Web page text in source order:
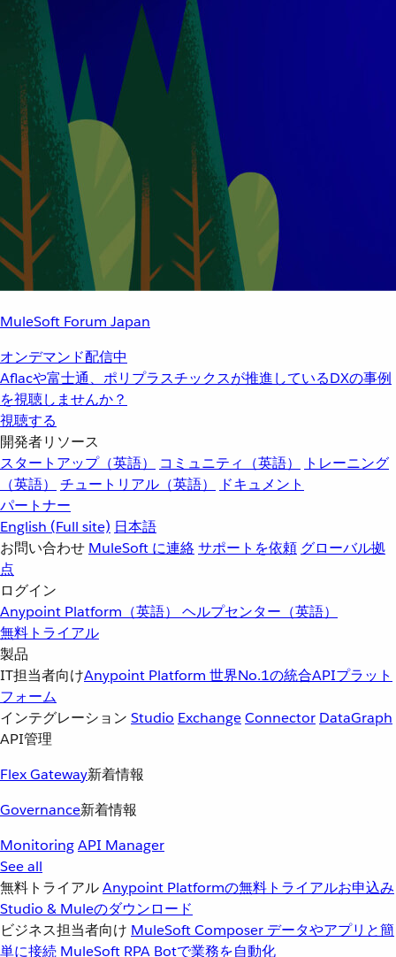
MuleSoft Forum Japan
オンデマンド配信中
Aflacや富士通、ポリプラスチックスが推進しているDXの事例
を視聴しませんか？
視聴する
開発者リソース
スタートアップ（英語）
コミュニティ（英語）
トレーニング
（英語）
チュートリアル（英語）
ドキュメント
パートナー
English (Full site) 日本語
お問い合わせ MuleSoft に連絡サポートを依頼 グローバル拠
点
ログイン
Anypoint Platform（英語） ヘルプセンター（英語）
無料トライアル
製品
IT担当者向けAnypoint Platform 世界No.1の統合APIプラット
フォーム
インテグレーション Studio ExchangeConnector DataGraph
API管理
Flex Gateway新着情報
Governance新着情報
MonitoringAPI Manager
See all
無料トライアルAnypoint Platformの無料トライアルお申込み
Studio & Muleのダウンロード
ビジネス担当者向け MuleSoft Composer データやアプリと簡
単に接続 MuleSoft RPA Botで業務を自動化